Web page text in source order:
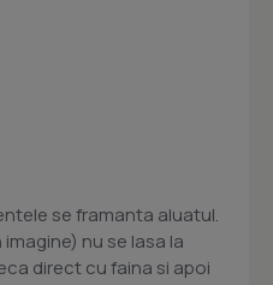
se framanta aluatul.
nu se lasa la
direct cu faina si apoi